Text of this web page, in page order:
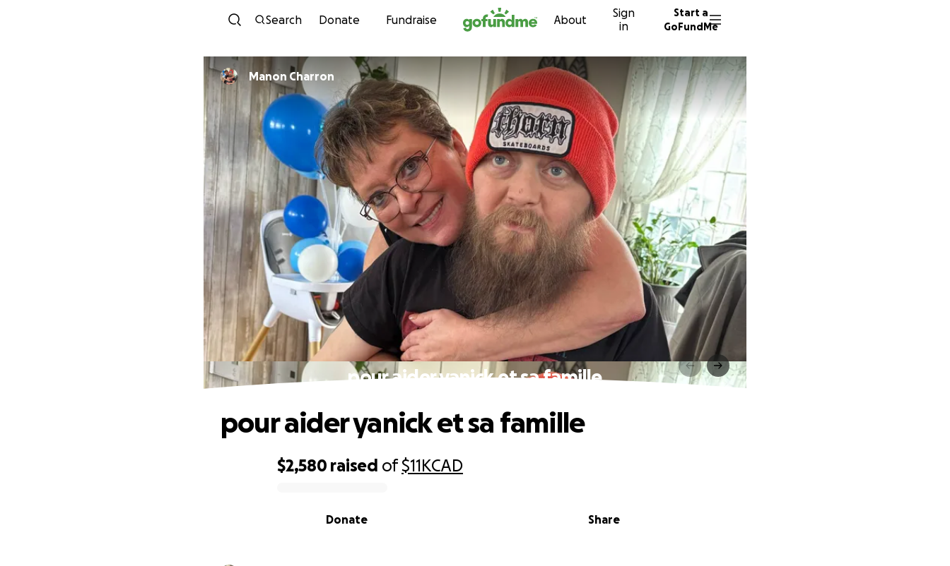
Skip to content
Search Donate Fundraise About
Sign
in
Start a
GoFundMe
Manon Charron
pour aider yanick et sa famille
$2,580 raised of$11KCAD
Share
Donate
pour aider yanick et sa famille